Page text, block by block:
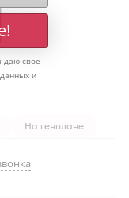
На генплане
даю свое
и